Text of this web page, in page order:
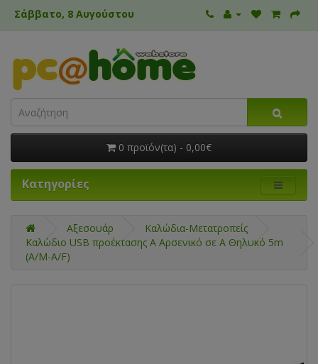
Σάββατο, 8 Αυγούστου
0 προϊόν(τα) - 0,00€
Κατηγορίες
Αξεσουάρ
Καλώδια-Μετατροπείς
Καλώδιο USB προέκτασης Α Αρσενικό σε Α Θηλυκό 5m
(A/M-A/F)